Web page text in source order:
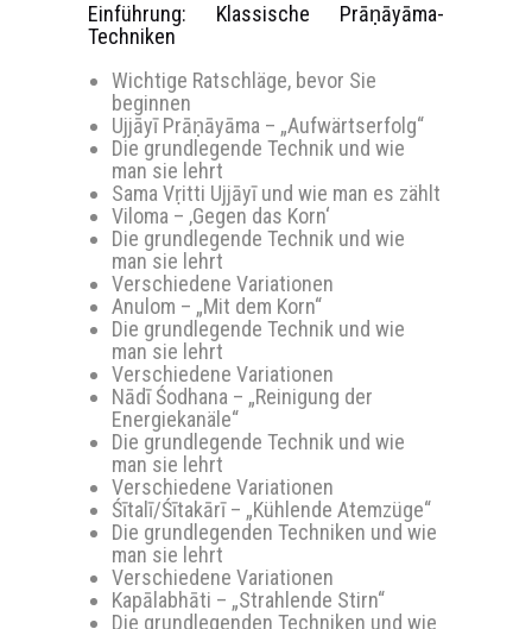
Einführung: Klassische Prāṇāyāma-
Techniken
Wichtige Ratschläge, bevor Sie
beginnen
Ujjāyī Prāṇāyāma – „Aufwärtserfolg“
Die grundlegende Technik und wie
man sie lehrt
Sama Vṛitti Ujjāyī und wie man es zählt
Viloma – ‚Gegen das Korn‘
Die grundlegende Technik und wie
man sie lehrt
Verschiedene Variationen
Anulom – „Mit dem Korn“
Die grundlegende Technik und wie
man sie lehrt
Verschiedene Variationen
Nādī Śodhana – „Reinigung der
Energiekanäle“
Die grundlegende Technik und wie
man sie lehrt
Verschiedene Variationen
Śītalī/Śītakārī – „Kühlende Atemzüge“
Die grundlegenden Techniken und wie
man sie lehrt
Verschiedene Variationen
Kapālabhāti – „Strahlende Stirn“
Die grundlegenden Techniken und wie